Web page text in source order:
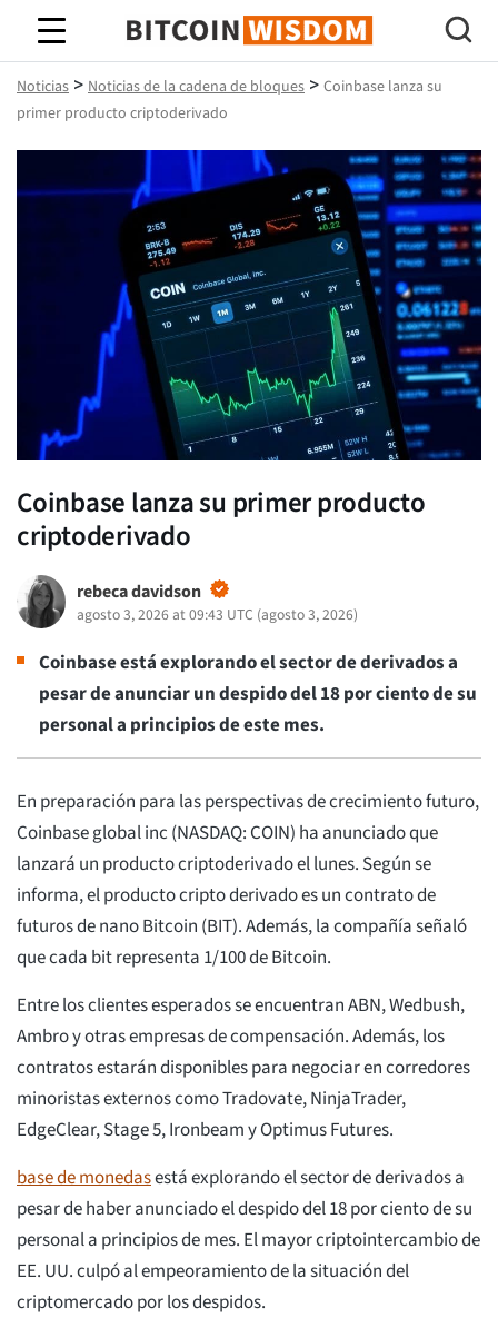
Sabiduría de Bitcoin
Noticias > Noticias de la cadena de bloques > Coinbase lanza su
primer producto criptoderivado
Coinbase lanza su primer producto
criptoderivado
rebeca davidson
agosto 3, 2026 at 09:43 UTC (agosto 3, 2026)
Coinbase está explorando el sector de derivados a
pesar de anunciar un despido del 18 por ciento de su
personal a principios de este mes.
En preparación para las perspectivas de crecimiento futuro,
Coinbase global inc (NASDAQ: COIN) ha anunciado que
lanzará un producto criptoderivado el lunes. Según se
informa, el producto cripto derivado es un contrato de
futuros de nano Bitcoin (BIT). Además, la compañía señaló
que cada bit representa 1/100 de Bitcoin.
Entre los clientes esperados se encuentran ABN, Wedbush,
Ambro y otras empresas de compensación. Además, los
contratos estarán disponibles para negociar en corredores
minoristas externos como Tradovate, NinjaTrader,
EdgeClear, Stage 5, Ironbeam y Optimus Futures.
base de monedasestá explorando el sector de derivados a
pesar de haber anunciado el despido del 18 por ciento de su
personal a principios de mes. El mayor criptointercambio de
EE. UU. culpó al empeoramiento de la situación del
criptomercado por los despidos.